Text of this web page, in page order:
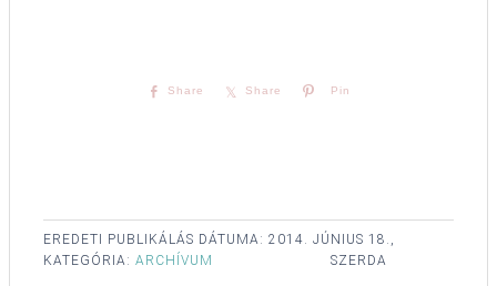
Share Share Pin
EREDETI PUBLIKÁLÁS DÁTUMA: 2014. JÚNIUS 18.,
SZERDA
KATEGÓRIA: ARCHÍVUM